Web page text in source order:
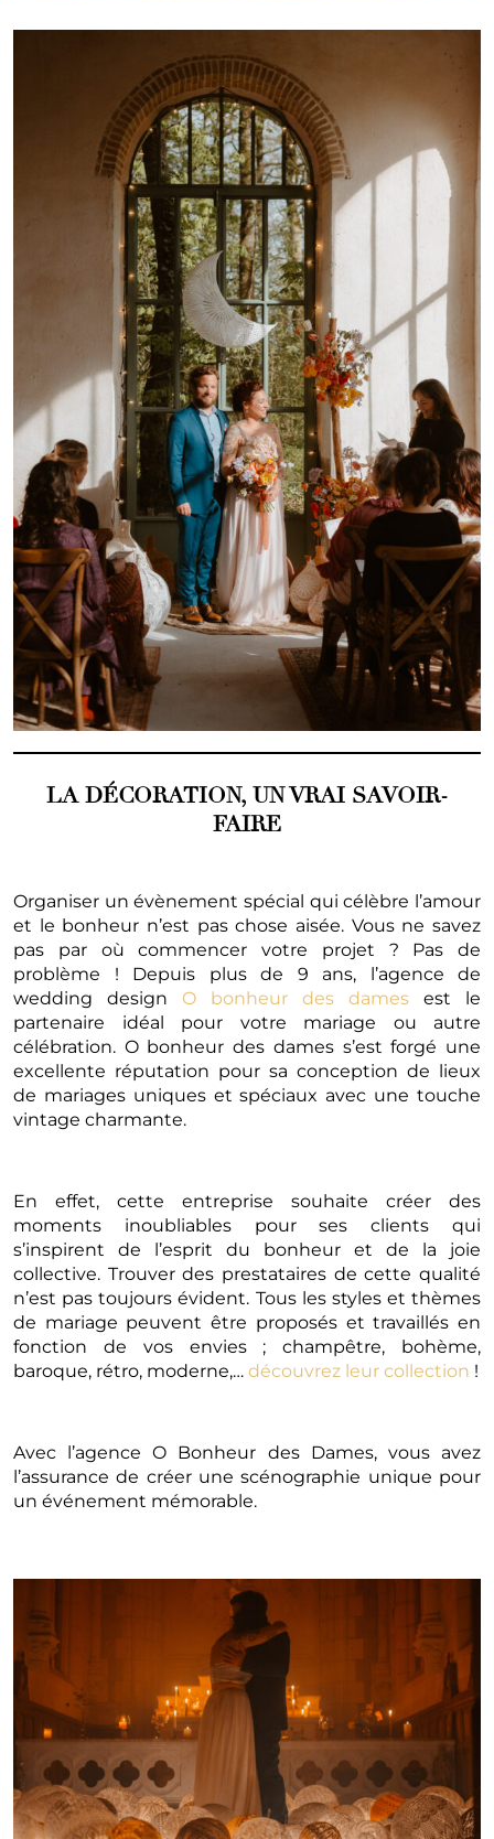
LA DÉCORATION, UN VRAI SAVOIR-
FAIRE
Organiser un évènement spécial qui célèbre l’amour
et le bonheur n’est pas chose aisée. Vous ne savez
pas par où commencer votre projet ? Pas de
problème ! Depuis plus de 9 ans, l’agence de
wedding design O bonheur des dames est le
partenaire idéal pour votre mariage ou autre
célébration. O bonheur des dames s’est forgé une
excellente réputation pour sa conception de lieux
de mariages uniques et spéciaux avec une touche
vintage charmante.
En effet, cette entreprise souhaite créer des
moments inoubliables pour ses clients qui
s’inspirent de l’esprit du bonheur et de la joie
collective. Trouver des prestataires de cette qualité
n’est pas toujours évident. Tous les styles et thèmes
de mariage peuvent être proposés et travaillés en
fonction de vos envies ; champêtre, bohème,
baroque, rétro, moderne,… découvrez leur collection !
Avec l’agence O Bonheur des Dames, vous avez
l’assurance de créer une scénographie unique pour
un événement mémorable.